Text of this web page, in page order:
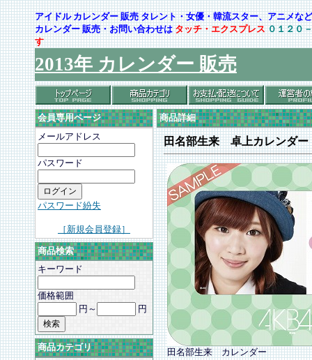
アイドル カレンダー 販売 タレント・女優・韓流スター、アニメ
カレンダー 販売・お問い合わせはタッチ・エクスプレス ０１２０
す
2013年 カレンダー 販売
会員専用ページ
メールアドレス
パスワード
パスワード紛失
［新規会員登録］
商品検索
キーワード
価格範囲
円～
円
商品カテゴリ
商品詳細
田名部生来 卓上カレンダー
田名部生来 カレンダー